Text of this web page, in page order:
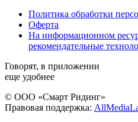
Политика обработки
Оферта
На информационном
рекомендательные
Говорят, в приложении
еще удобнее
© ООО «Смарт Ридинг»
Правовая поддержка: